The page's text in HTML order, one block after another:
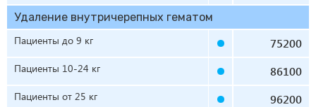
Удаление внутричерепных гематом
Пациенты до 9 кг
75200
Пациенты 10-24 кг 86100
Пациенты от 25 кг 96200